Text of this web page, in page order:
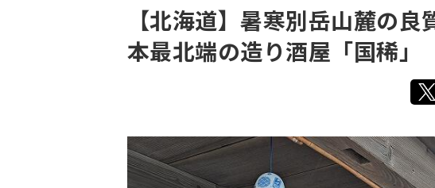
関東
中部・北陸
近畿
九州
沖縄
【北海道】暑寒別岳山麓の
本最北端の造り酒屋「国稀」